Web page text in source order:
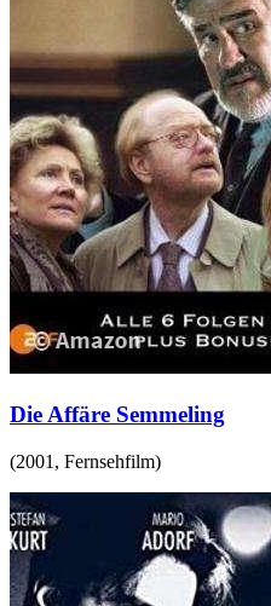
Die Affäre Semmeling
(2001 , Fernsehfilm)